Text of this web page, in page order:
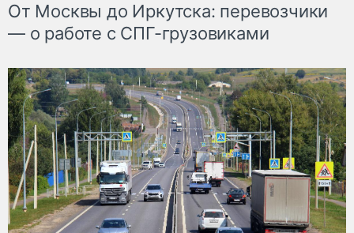
От Москвы до Иркутска: перевозчики
— о работе с СПГ-грузовиками